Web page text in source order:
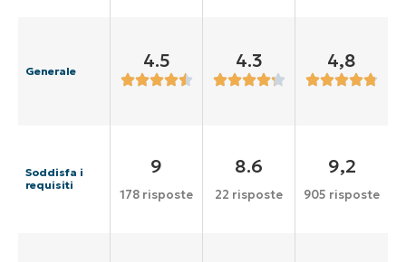
Generale 4.5 4.3 4,8
Soddisfa i
requisiti
9
178 risposte
8.6
22 risposte
9,2
905 risposte